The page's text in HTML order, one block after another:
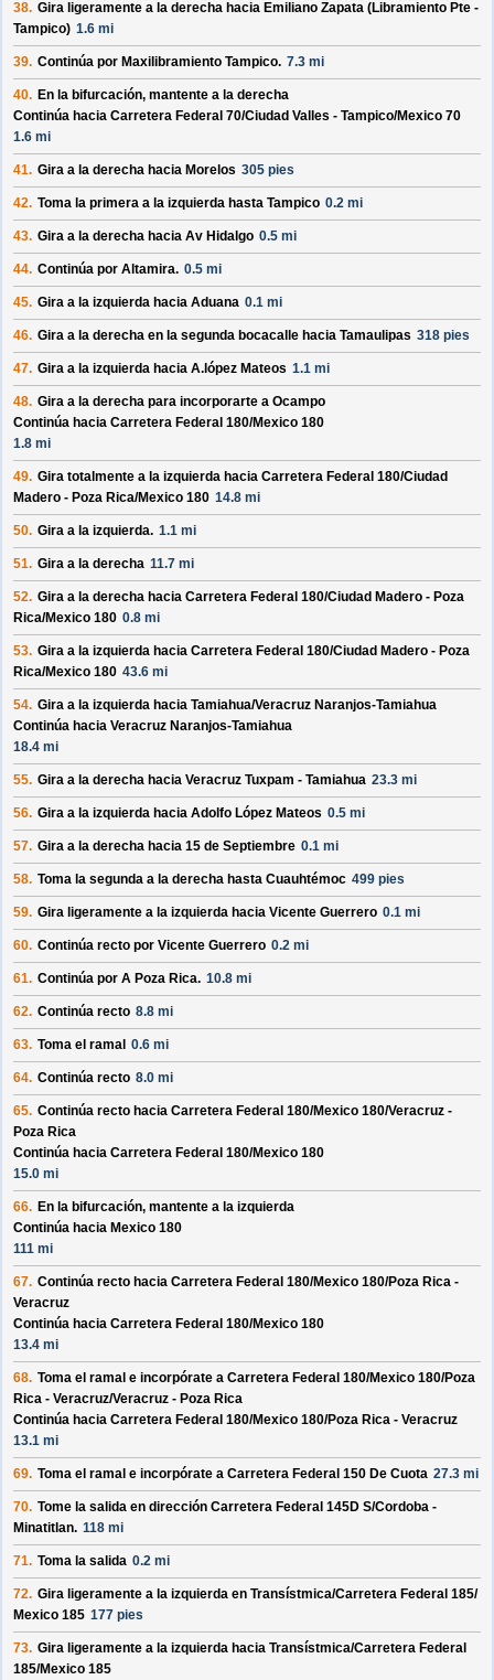
38. Gira ligeramente a la derecha hacia Emiliano Zapata (Libramiento Pte -
Tampico) 1.6 mi
39. Continúa por Maxilibramiento Tampico. 7.3 mi
40. En la bifurcación, mantente a la derecha
Continúa hacia Carretera Federal 70/Ciudad Valles - Tampico/Mexico 70
1.6 mi
41. Gira a la derecha hacia Morelos 305 pies
42. Toma la primera a la izquierda hasta Tampico 0.2 mi
43. Gira a la derecha hacia Av Hidalgo 0.5 mi
44. Continúa por Altamira. 0.5 mi
45. Gira a la izquierda hacia Aduana 0.1 mi
46. Gira a la derecha en la segunda bocacalle hacia Tamaulipas 318 pies
47. Gira a la izquierda hacia A.lópez Mateos 1.1 mi
48. Gira a la derecha para incorporarte a Ocampo
Continúa hacia Carretera Federal 180/Mexico 180
1.8 mi
49. Gira totalmente a la izquierda hacia Carretera Federal 180/Ciudad
Madero - Poza Rica/Mexico 180 14.8 mi
50. Gira a la izquierda. 1.1 mi
51. Gira a la derecha 11.7 mi
52. Gira a la derecha hacia Carretera Federal 180/Ciudad Madero - Poza
Rica/Mexico 180 0.8 mi
53. Gira a la izquierda hacia Carretera Federal 180/Ciudad Madero - Poza
Rica/Mexico 180 43.6 mi
54. Gira a la izquierda hacia Tamiahua/Veracruz Naranjos-Tamiahua
Continúa hacia Veracruz Naranjos-Tamiahua
18.4 mi
55. Gira a la derecha hacia Veracruz Tuxpam - Tamiahua 23.3 mi
56. Gira a la izquierda hacia Adolfo López Mateos 0.5 mi
57. Gira a la derecha hacia 15 de Septiembre 0.1 mi
58. Toma la segunda a la derecha hasta Cuauhtémoc 499 pies
59. Gira ligeramente a la izquierda hacia Vicente Guerrero 0.1 mi
60. Continúa recto por Vicente Guerrero 0.2 mi
61. Continúa por A Poza Rica. 10.8 mi
62. Continúa recto 8.8 mi
63. Toma el ramal 0.6 mi
64. Continúa recto 8.0 mi
65. Continúa recto hacia Carretera Federal 180/Mexico 180/Veracruz -
Poza Rica
Continúa hacia Carretera Federal 180/Mexico 180
15.0 mi
66. En la bifurcación, mantente a la izquierda
Continúa hacia Mexico 180
111 mi
67. Continúa recto hacia Carretera Federal 180/Mexico 180/Poza Rica -
Veracruz
Continúa hacia Carretera Federal 180/Mexico 180
13.4 mi
68. Toma el ramal e incorpórate a Carretera Federal 180/Mexico 180/Poza
Rica - Veracruz/Veracruz - Poza Rica
Continúa hacia Carretera Federal 180/Mexico 180/Poza Rica - Veracruz
13.1 mi
69. Toma el ramal e incorpórate a Carretera Federal 150 De Cuota 27.3 mi
70. Tome la salida en dirección Carretera Federal 145D S/Cordoba -
Minatitlan. 118 mi
71. Toma la salida 0.2 mi
72. Gira ligeramente a la izquierda en Transístmica/Carretera Federal 185/
Mexico 185 177 pies
73. Gira ligeramente a la izquierda hacia Transístmica/Carretera Federal
185/Mexico 185